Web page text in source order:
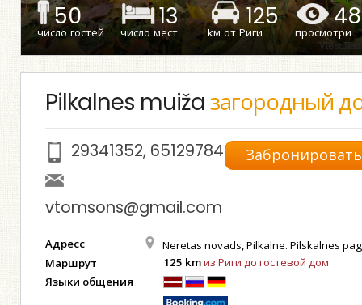
50
число гостей
13
число мест
125
kм от Риги просмотри
Pilkalnes muižaзагородный
Забронировать
29341352, 65129784
vtomsons@gmail.com
Адресс Neretas novads, Pilkalne. Pilskalnes
Маршрут 125 kmиз Риги до гостевой дом
Языки общения